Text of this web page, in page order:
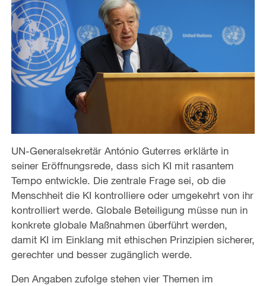
UN-Generalsekretär António Guterres erklärte in
seiner Eröffnungsrede, dass sich KI mit rasantem
Tempo entwickle. Die zentrale Frage sei, ob die
Menschheit die KI kontrolliere oder umgekehrt von ihr
kontrolliert werde. Globale Beteiligung müsse nun in
konkrete globale Maßnahmen überführt werden,
damit KI im Einklang mit ethischen Prinzipien sicherer,
gerechter und besser zugänglich werde.
Den Angaben zufolge stehen vier Themen im